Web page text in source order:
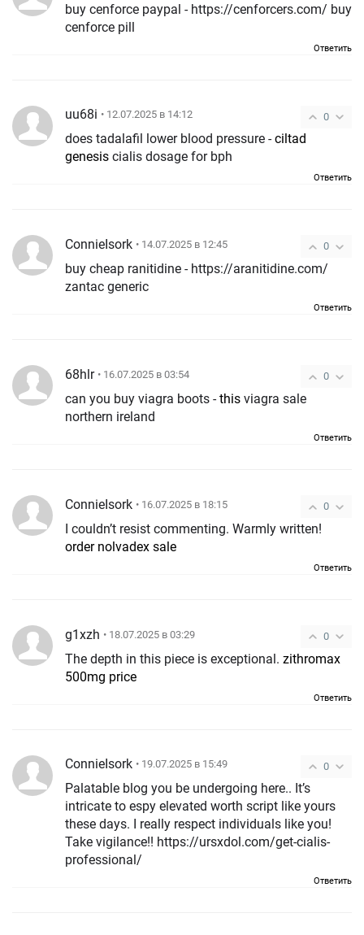
buy cenforce paypal - https://cenforcers.com/ buy
cenforce pill
Ответить
0
uu68i • 12.07.2025 в 14:12
does tadalafil lower blood pressure -ciltad
genesis cialis dosage for bph
Ответить
0
ConnieIsork • 14.07.2025 в 12:45
buy cheap ranitidine - https://aranitidine.com/
zantac generic
Ответить
0
68hlr • 16.07.2025 в 03:54
can you buy viagra boots -this viagra sale
northern ireland
Ответить
0
ConnieIsork • 16.07.2025 в 18:15
I couldn’t resist commenting. Warmly written!
order nolvadex sale
Ответить
0
g1xzh • 18.07.2025 в 03:29
The depth in this piece is exceptional. zithromax
500mg price
Ответить
0
ConnieIsork • 19.07.2025 в 15:49
Palatable blog you be undergoing here.. It’s
intricate to espy elevated worth script like yours
these days. I really respect individuals like you!
Take vigilance!! https://ursxdol.com/get-cialis-
professional/
Ответить